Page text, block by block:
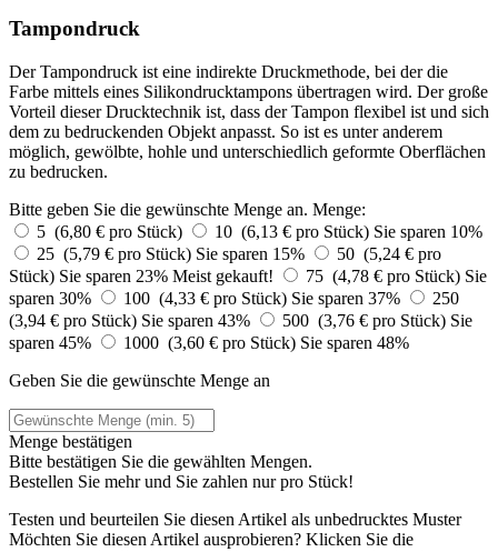
Tampondruck
Der Tampondruck ist eine indirekte Druckmethode, bei der die
Farbe mittels eines Silikondrucktampons übertragen wird. Der große
Vorteil dieser Drucktechnik ist, dass der Tampon flexibel ist und sich
dem zu bedruckenden Objekt anpasst. So ist es unter anderem
möglich, gewölbte, hohle und unterschiedlich geformte Oberflächen
zu bedrucken.
Bitte geben Sie die gewünschte Menge an. Menge:
5 (6,80 € pro Stück)
10 (6,13 € pro Stück) Sie sparen 10%
25 (5,79 € pro Stück) Sie sparen 15%
50 (5,24 € pro
Stück) Sie sparen 23% Meist gekauft! 75 (4,78 € pro Stück) Sie
sparen 30%
100 (4,33 € pro Stück) Sie sparen 37%
250
(3,94 € pro Stück) Sie sparen 43% 500 (3,76 € pro Stück) Sie
sparen 45%
1000 (3,60 € pro Stück) Sie sparen 48%
Geben Sie die gewünschte Menge an
Menge bestätigen
Bitte bestätigen Sie die gewählten Mengen.
Bestellen Sie mehr und Sie zahlen nurpro Stück!
Testen und beurteilen Sie diesen Artikel als unbedrucktes Muster
Möchten Sie diesen Artikel ausprobieren? Klicken Sie die